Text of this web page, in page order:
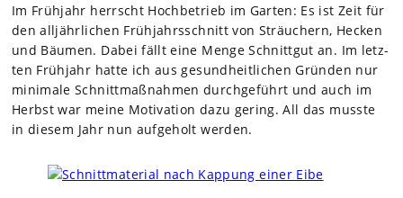
Im Früh­jahr herrscht Hoch­be­trieb im Gar­ten: Es ist Zeit für
den all­jähr­li­chen Früh­jahrs­schnitt von Sträu­chern, Hecken
und Bäu­men. Dabei fällt eine Menge Schnitt­gut an. Im letz­
ten Früh­jahr hatte ich aus gesund­heit­li­chen Grün­den nur
mini­male Schnitt­maß­nah­men durch­ge­führt und auch im
Herbst war meine Moti­va­tion dazu gering. All das musste
in die­sem Jahr nun auf­ge­holt wer­den.